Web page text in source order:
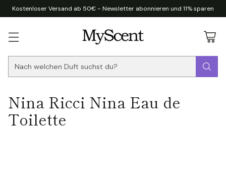
Nach welchen Duft suchst du?
Kostenloser Versand ab 50€ - Newsletter abonnieren und 11% sparen
Nina Ricci Nina Eau de
Toilette